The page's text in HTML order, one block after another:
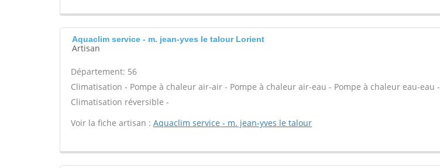
Aquaclim service - m. jean-yves le talour Lorient
Artisan
Département: 56
Climatisation - Pompe à chaleur air-air - Pompe à chaleur air-eau - Pompe à chaleur eau-eau -
Climatisation réversible -
Voir la fiche artisan : Aquaclim service - m. jean-yves le talour